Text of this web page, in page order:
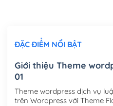
Mua thêm Host + Tên miền
Tên miền quốc tế .com
Hosting 2GB SSD (1
ĐẶC ĐIỂM NỔI BẬT
Giới thiệu Theme
01
Theme wordpress dịch vụ
trên Wordpress với Theme